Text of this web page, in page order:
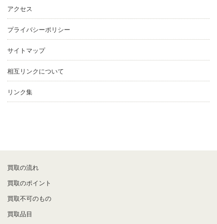
アクセス
プライバシーポリシー
サイトマップ
相互リンクについて
リンク集
買取の流れ
買取のポイント
買取不可のもの
買取品目